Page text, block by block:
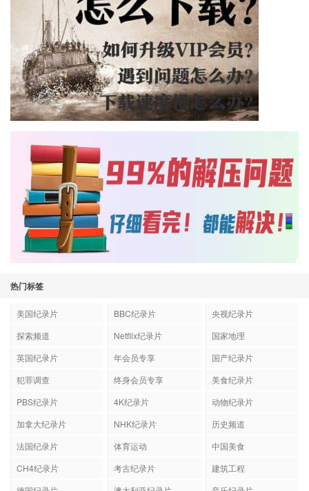
热门标签
美国纪录片 BBC纪录片
央视纪录片
探索频道
Netflix纪录片
国家地理
英国纪录片
年会员专享
国产纪录片
犯罪调查
终身会员专享
美食纪录片
PBS纪录片
4K纪录片
动物纪录片
加拿大纪录片
NHK纪录片
历史频道
法国纪录片
体育运动
中国美食
CH4纪录片
考古纪录片
建筑工程